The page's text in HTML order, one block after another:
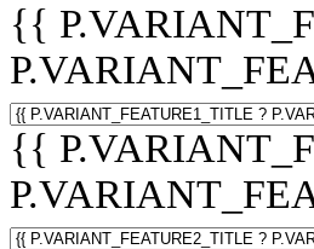
{{
{{